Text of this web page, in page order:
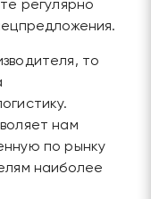
регулярно
то
нам
по рынку
наиболее